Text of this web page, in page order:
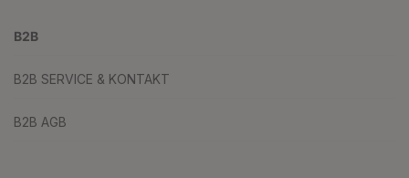
B2B
B2B SERVICE & KONTAKT
B2B AGB